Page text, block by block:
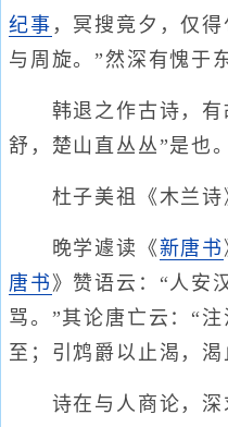
纪事 ，冥搜竟夕，仅
与周旋。”然深有愧于
韩退之作古诗，有
舒，楚山直丛丛”是也。
杜子美祖《木兰诗
晚学遽读《新唐书
唐书 》赞语云：“人安
骂。”其论唐亡云：“
至；引鸩爵以止渴，渴
诗在与人商论，深